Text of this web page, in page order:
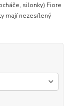
silonky) Fiore
mají nezesílený